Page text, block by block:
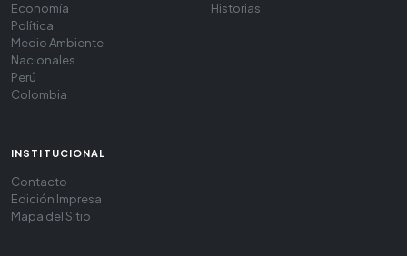
Economía
Política
Medio Ambiente
Nacionales
Perú
Colombia
Historias
INSTITUCIONAL
Contacto
Edición Impresa
Mapa del Sitio